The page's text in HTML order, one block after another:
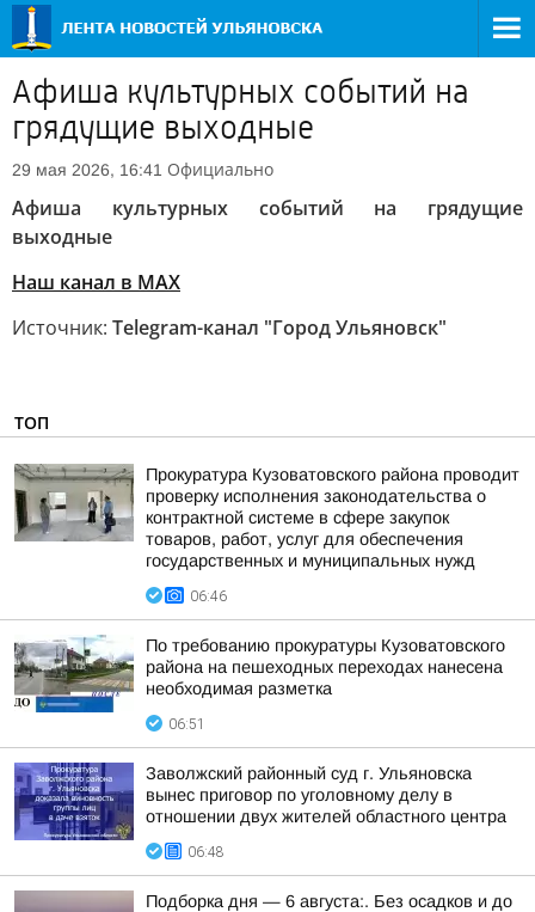
Афиша культурных событий на
грядущие выходные
29 мая 2026, 16:41 Официально
Афиша культурных событий на грядущие
выходные
Наш канал в MAX
Источник: Telegram-канал "Город Ульяновск"
ТОП
Прокуратура Кузоватовского района проводит
проверку исполнения законодательства о
контрактной системе в сфере закупок
товаров, работ, услуг для обеспечения
государственных и муниципальных нужд
06:46
По требованию прокуратуры Кузоватовского
района на пешеходных переходах нанесена
необходимая разметка
06:51
Заволжский районный суд г. Ульяновска
вынес приговор по уголовному делу в
отношении двух жителей областного центра
06:48
Подборка дня — 6 августа:. Без осадков и до